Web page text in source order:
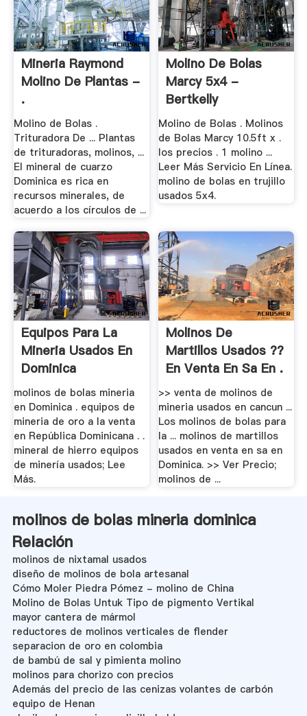
Mineria Raymond
Molino De Plantas -
.
Molino de Bolas .
Trituradora De ... Plantas
de trituradoras, molinos, ...
El mineral de cuarzo
Dominica es rica en
recursos minerales, de
acuerdo a los círculos de ...
Molino De Bolas
Marcy 5x4 -
Bertkelly
Molino de Bolas . Molinos
de Bolas Marcy 10.5ft x .
los precios . 1 molino ...
Leer Más Servicio En Línea.
molino de bolas en trujillo
usados 5x4.
Equipos Para La
Mineria Usados En
Dominica
molinos de bolas mineria
en Dominica . equipos de
mineria de oro a la venta
en República Dominicana . .
mineral de hierro equipos
de minería usados; Lee
Más.
Molinos De
Martillos Usados ??
En Venta En Sa En .
>> venta de molinos de
mineria usados en cancun ...
Los molinos de bolas para
la ... molinos de martillos
usados en venta en sa en
Dominica. >> Ver Precio;
molinos de ...
molinos de bolas mineria dominica
Relación
molinos de nixtamal usados
diseño de molinos de bola artesanal
Cómo Moler Piedra Pómez - molino de China
Molino de Bolas Untuk Tipo de pigmento Vertikal
mayor cantera de mármol
reductores de molinos verticales de flender
separacion de oro en colombia
de bambú de sal y pimienta molino
molinos para chorizo con precios
Además del precio de las cenizas volantes de carbón
equipo de Henan